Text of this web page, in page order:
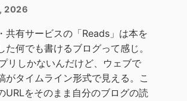
2026
共有サービスの「Reads」は本を
た何でも書けるブログって感じ。
リしかないんだけど、ウェブで
がタイムライン形式で見える。こ
URLをそのまま自分のブログの読